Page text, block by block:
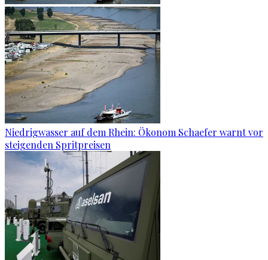
Niedrigwasser auf dem Rhein: Ökonom Schaefer warnt vor
steigenden Spritpreisen